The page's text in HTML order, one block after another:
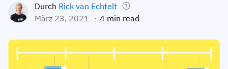
Schulungsanforderungen
Mitarbeiterbereitschaft
Audit-Trails
ansehen
Chemische Industrie
Ashland
Über uns
Kontaktieren Sie uns
Durch Rick van Echtelt
März 23, 2021
4 min read